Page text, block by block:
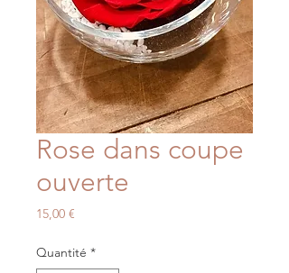
Rose dans coupe
ouverte
15,00 €
Quantité *